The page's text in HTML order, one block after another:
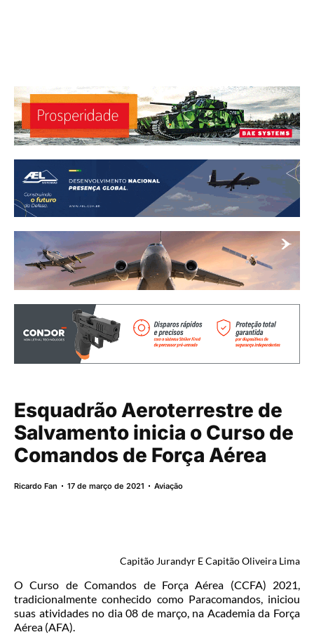
Esquadrão Aeroterrestre de
Salvamento inicia o Curso de
Comandos de Força Aérea
Ricardo Fan 17 de março de 2021 Aviação
Capitão Jurandyr E Capitão Oliveira Lima
O Curso de Comandos de Força Aérea (CCFA) 2021,
tradicionalmente conhecido como Paracomandos, iniciou
suas atividades no dia 08 de março, na Academia da Força
Aérea (AFA).